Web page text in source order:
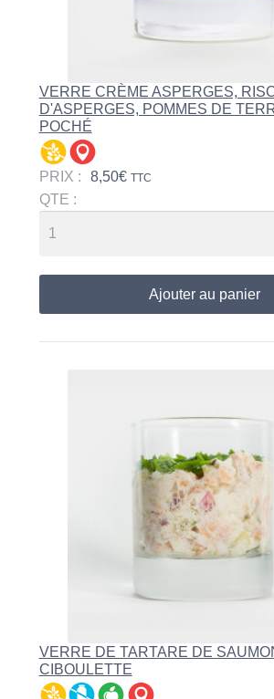
VERRE CRÈME ASPERGES,
D'ASPERGES, POMMES DE
POCHÉ
PRIX : 8,50€ TTC
QTE :
Ajouter au panier
VERRE DE TARTARE DE
CIBOULETTE